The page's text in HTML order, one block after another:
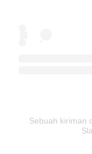
Sebuah kiriman